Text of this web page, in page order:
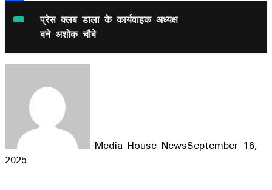
प्रेस क्लब डाला के कार्यवाहक अध्यक्ष
बने अशोक चौबे
Media House NewsSeptember 16,
2025